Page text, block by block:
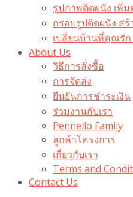
รูปภาพติดผนัง เพิ่
กรอบรูปติดผนัง ส
เปลี่ยนบ้านที่คุณรั
About Us
วิธีการสั่งซื้อ
การจัดส่ง
ยืนยันการชำระเงิน
ร่วมงานกับเรา
Pennello Family
ลูกค้าโครงการ
เกี่ยวกับเรา
Terms and
Contact Us